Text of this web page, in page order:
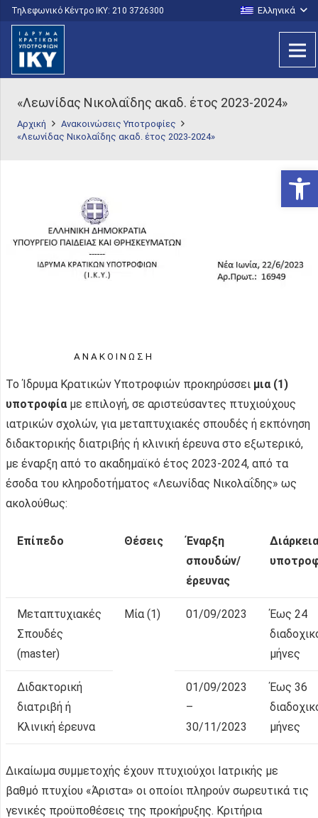
Τηλεφωνικό Κέντρο IKY: 210 3726300 Ελληνικά
«Λεωνίδας Νικολαΐδης ακαδ. έτος 2023-2024»
Αρχική
Ανακοινώσεις Υποτροφίες
«Λεωνίδας Νικολαΐδης ακαδ. έτος 2023-2024»
Α Ν Α Κ Ο Ι Ν Ω Σ Η
Το Ίδρυμα Κρατικών Υποτροφιών προκηρύσσει μια (1)
υποτροφία με επιλογή, σε αριστεύσαντες πτυχιούχους
ιατρικών σχολών, για μεταπτυχιακές σπουδές ή εκπόνηση
διδακτορικής διατριβής ή κλινική έρευνα στο εξωτερικό,
με έναρξη από το ακαδημαϊκό έτος 2023-2024, από τα
έσοδα του κληροδοτήματος «Λεωνίδας Νικολαΐδης» ως
ακολούθως:
Επίπεδο Θέσεις
Έναρξη
σπουδών/
έρευνας
Διάρκεια
Μεταπτυχιακές
Σπουδές
(master)
Μία (1) 01/09/2023
Έως 24
μήνες
Διδακτορική
διατριβή ή
Κλινική έρευνα
01/09/2023
–
30/11/2023
Έως 36
μήνες
Δικαίωμα συμμετοχής έχουν πτυχιούχοι Ιατρικής με
βαθμό πτυχίου «Άριστα» οι οποίοι πληρούν σωρευτικά τις
γενικές προϋποθέσεις της προκήρυξης. Κριτήρια